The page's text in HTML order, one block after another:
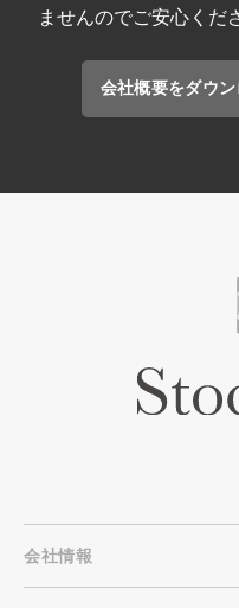
ませんのでご安心くだ
会社概要をダウ
会社情報